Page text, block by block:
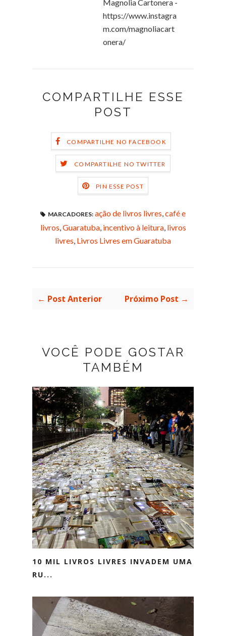
Magnolia Cartonera -
https://www.instagra
m.com/magnoliacart
onera/
COMPARTILHE ESSE
POST
COMPARTILHE NO FACEBOOK
COMPARTILHE NO TWITTER
PIN ESSE POST
MARCADORES: ação de livros livres,café e
livros,Guaratuba, incentivo à leitura, livros
livres, Livros Livres em Guaratuba
← Post Anterior Próximo Post →
VOCÊ PODE GOSTAR
TAMBÉM
10 MIL LIVROS LIVRES INVADEM UMA
RU...